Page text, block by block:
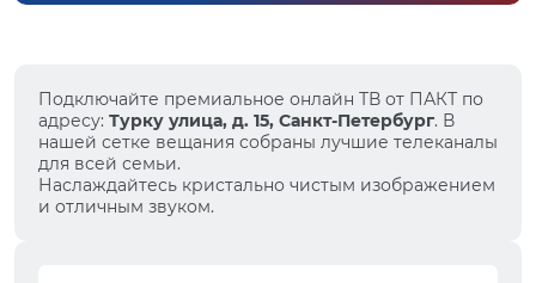
Подключайте премиальное онлайн ТВ от ПАКТ по
адресу: Турку улица, д. 15, Санкт-Петербург. В
нашей сетке вещания собраны лучшие телеканалы
для всей семьи.
Наслаждайтесь кристально чистым изображением
и отличным звуком.